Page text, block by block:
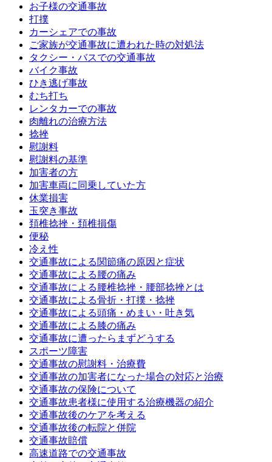
お子様の交通事故
打撲
カーシェアでの事故
ご家族が交通事故に遭われた時の対処法
タクシー・バスでの交通事故
バイク事故
ひき逃げ事故
むち打ち
レンタカーでの事故
肉離れの治療方法
捻挫
慰謝料
慰謝料の基準
加害者の方
加害車両に同乗していた方
休業損害
玉突き事故
頚椎捻挫・頚椎損傷
便秘
冷え性
交通事故による関節痛の原因と症状
交通事故による腰の痛み
交通事故による腰椎捻挫・腰部捻挫とは
交通事故による骨折・打撲・捻挫
交通事故による頭痛・めまい・吐き気
交通事故による膝の痛み
交通事故に遭ったらまずどうする
スポーツ障害
交通事故の慰謝料・治療費
交通事故の加害者になった場合の対応と治療
交通事故の保険について
交通事故患者様に使用する治療機器の紹介
交通事故後のケアを考える
交通事故後の転院と併院
交通事故賠償
高速道路での交通事故